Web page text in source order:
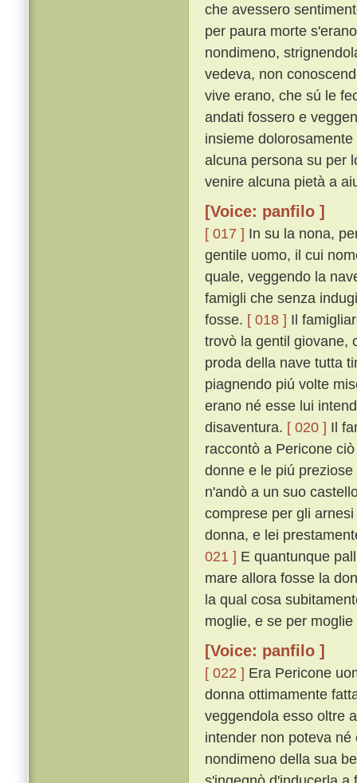
che avessero
per paura morte
nondimeno,
vedeva, non
vive erano, che sú le
andati fossero e
insieme
alcuna persona su per
venire alcuna pietà a
[Voice: panfilo ]
[ 017 ] In su la nona,
gentile uomo, il cui
quale, veggendo la
famigli che senza
fosse. [ 018 ] Il
trovò la gentil giovane,
proda della nave tutta
piagnendo piú volte
erano né esse lui
disaventura. [ 020 ] Il
raccontò a Pericone
donne e le piú
n'andò a un suo
comprese per gli
donna, e lei
021 ] E quantunque
mare allora fosse la
la qual cosa
moglie, e se per
[Voice: panfilo ]
[ 022 ] Era Pericone
donna ottimamente
veggendola esso oltre
intender non poteva
nondimeno della sua